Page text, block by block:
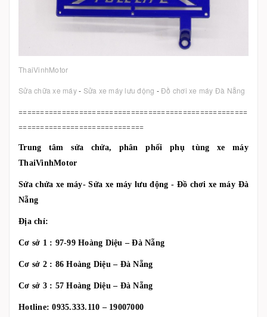
ThaiVinhMotor
Sửa chữa xe máy- Sửa xe máy lưu động -Đồ chơi xe máy Đà Nẵng
=====================================================
=============================
Trung tâm sửa chửa, phân phối phụ tùng xe máy
ThaiVinhMotor
Sửa chửa xe máy- Sửa xe máy lưu động - Đồ chơi xe máy Đà
Nẵng
Địa chỉ:
Cơ sở 1 : 97-99 Hoàng Diệu – Đà Nẵng
Cơ sở 2 : 86 Hoàng Diệu – Đà Nẵng
Cơ sở 3 : 57 Hoàng Diệu – Đà Nẵng
Hotline: 0935.333.110 – 19007000